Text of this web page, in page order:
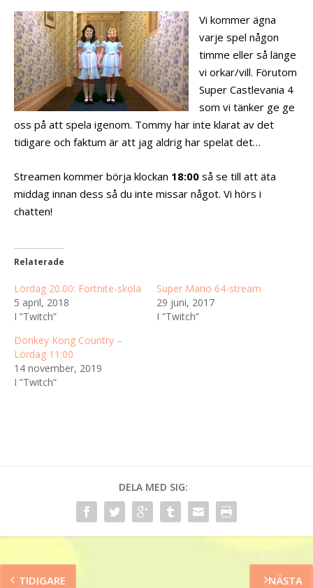
Vi kommer ägna
varje spel någon
timme eller så länge
vi orkar/vill. Förutom
Super Castlevania 4
som vi tänker ge ge
oss på att spela igenom. Tommy har inte klarat av det
tidigare och faktum är att jag aldrig har spelat det…
Streamen kommer börja klockan 18:00 så se till att äta
middag innan dess så du inte missar något. Vi hörs i
chatten!
Relaterade
Lördag 20.00: Fortnite-skola
5 april, 2018
I ”Twitch”
Super Mario 64-stream
29 juni, 2017
I ”Twitch”
Donkey Kong Country –
Lördag 11:00
14 november, 2019
I ”Twitch”
DELA MED SIG:
TIDIGARE NÄSTA